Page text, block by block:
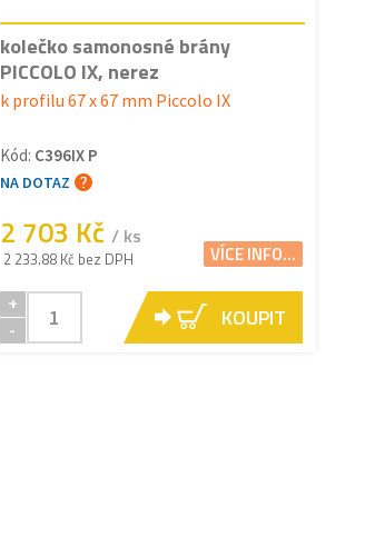
kolečko samonosné brány
PICCOLO IX, nerez
k profilu 67 x 67 mm Piccolo IX
Kód: C396IX P
NA DOTAZ
2 703 Kč / ks
2 233.88 Kč bez DPH VÍCE INFO...
+
-
KOUPIT